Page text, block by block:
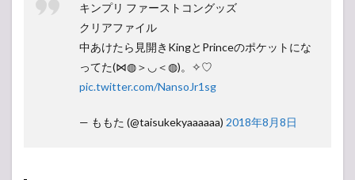
キンプリ ファーストコングッズ
クリアファイル
中あけたら見開きKingとPrinceのポケットにな
ってた(⋈◍＞◡＜◍)。✧♡
pic.twitter.com/NansoJr1sg
— ももた (@taisukekyaaaaaa) 2018年8月8日